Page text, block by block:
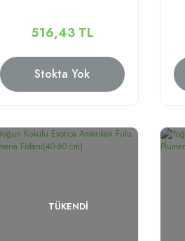
516,43 TL
Stokta Yok
TÜKENDI